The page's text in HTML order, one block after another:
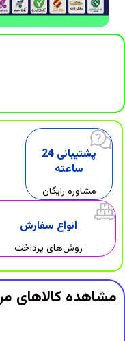
پشتیبانی 24
ساعته
مشاوره رایگان
انواع سفارش
روش‌های پرداخت
مشاهده کالاهای